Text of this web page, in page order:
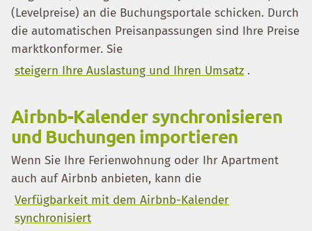
(Levelpreise) an die Buchungsportale schicken. Durch
die automatischen Preisanpassungen sind Ihre Preise
marktkonformer. Sie
steigern Ihre Auslastung und Ihren Umsatz .
Airbnb-Kalender synchronisieren
und Buchungen importieren
Wenn Sie Ihre Ferienwohnung oder Ihr Apartment
auch auf Airbnb anbieten, kann die
Verfügbarkeit mit dem Airbnb-Kalender
synchronisiert